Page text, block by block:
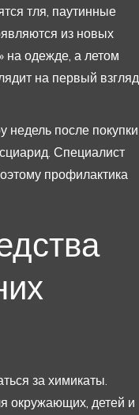
тля, паутинные
из новых
на одежде, а летом
на первый взгляд
недель после покупки
Специалист
профилактика
за химикаты.
окружающих, детей и